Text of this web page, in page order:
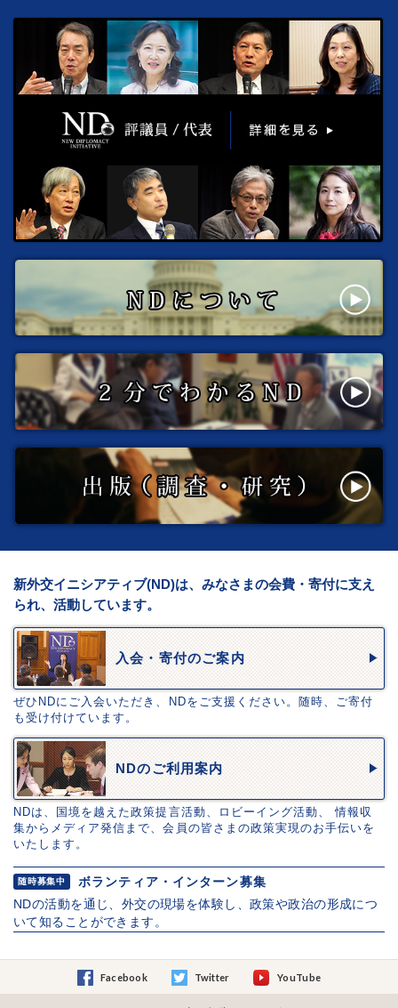
新外交イニシアティブ(ND)は、みなさまの会費・寄付に支え
られ、活動しています。
入会・寄付のご案内
ぜひNDにご入会いただき、NDをご支援ください。随時、ご寄付
も受け付けています。
NDのご利用案内
NDは、国境を越えた政策提言活動、ロビーイング活動、 情報収
集からメディア発信まで、会員の皆さまの政策実現のお手伝いを
いたします。
随時募集中
ボランティア・インターン募集
NDの活動を通じ、外交の現場を体験し、政策や政治の形成につ
いて知ることができます。
Facebook Twitter YouTube